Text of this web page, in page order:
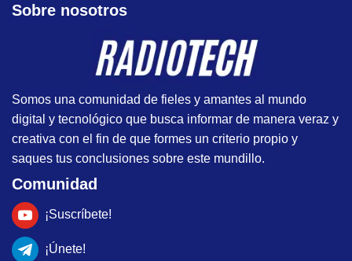
Sobre nosotros
Somos una comunidad de fieles y amantes al mundo
digital y tecnológico que busca informar de manera veraz y
creativa con el fin de que formes un criterio propio y
saques tus conclusiones sobre este mundillo.
Comunidad
¡Suscríbete!
¡Únete!